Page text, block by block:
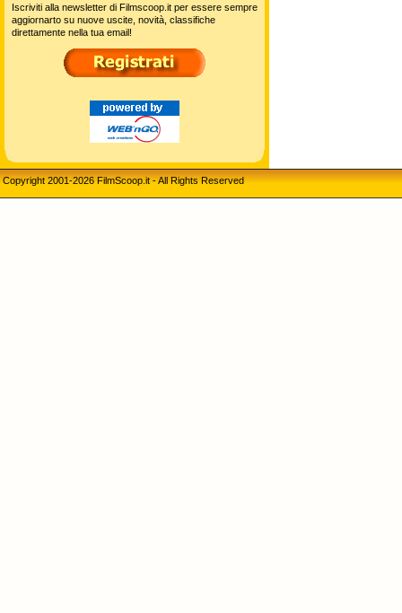
Iscriviti alla newsletter di Filmscoop.it per essere sempre
aggiornarto su nuove uscite, novità, classifiche
direttamente nella tua email!
Copyright 2001-2026 FilmScoop.it - All Rights Reserved